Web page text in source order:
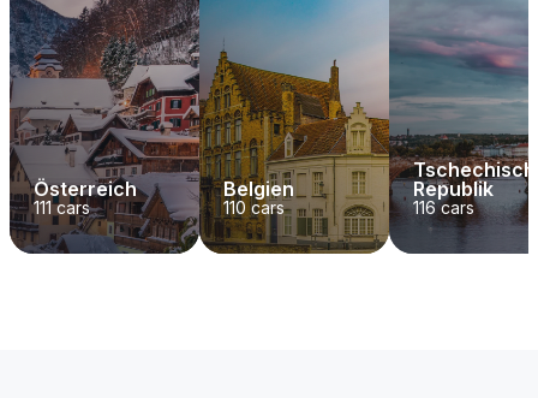
Österreich
111cars
Belgien
110 cars
Republik
116cars